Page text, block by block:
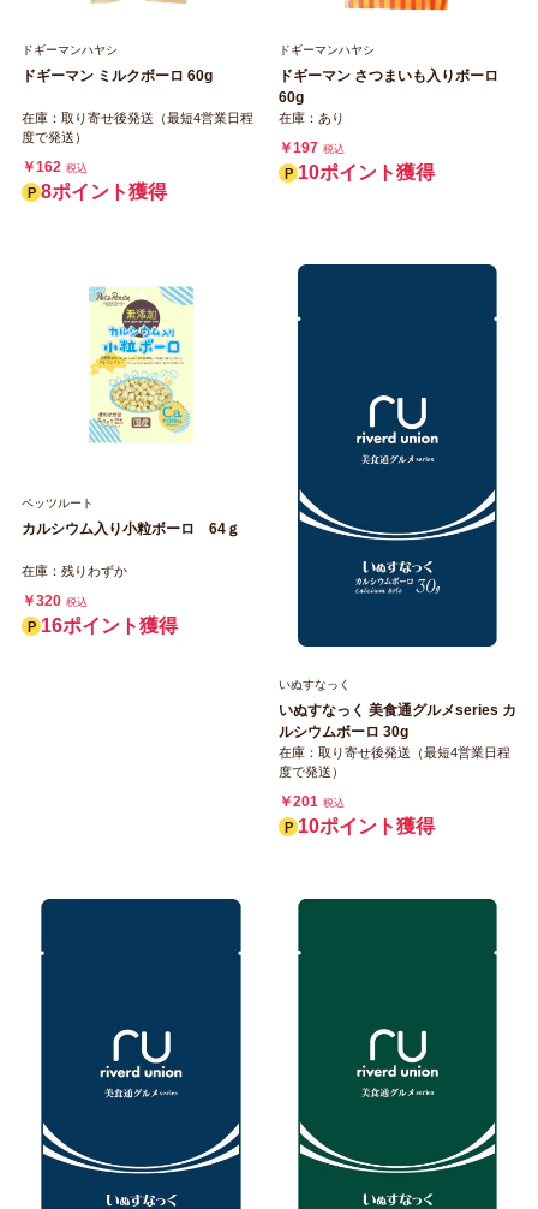
ドギーマンハヤシ
ドギーマン ミルクボーロ 60g
在庫：取り寄せ後発送（最短4営業日程
度で発送）
￥162 税込
8ポイント獲得
ドギーマンハヤシ
ドギーマン さつまいも入りボーロ
60g
在庫：あり
￥197 税込
10ポイント獲得
ペッツルート
カルシウム入り小粒ボーロ 64ｇ
在庫：残りわずか
￥320 税込
16ポイント獲得
いぬすなっく
いぬすなっく 美食通グルメseries カ
ルシウムボーロ 30g
在庫：取り寄せ後発送（最短4営業日程
度で発送）
￥201 税込
10ポイント獲得